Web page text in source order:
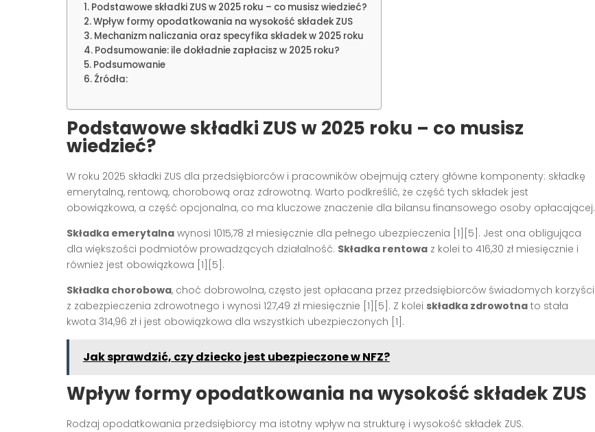
Podstawowe składki ZUS w 2025 roku – co musisz wiedzieć?
Wpływ formy opodatkowania na wysokość składek ZUS
Mechanizm naliczania oraz specyfika składek w 2025 roku
Podsumowanie: ile dokładnie zapłacisz w 2025 roku?
Podsumowanie
Źródła:
Podstawowe składki ZUS w 2025 roku – co musisz
wiedzieć?
W roku 2025 składki ZUS dla przedsiębiorców i pracowników obejmują cztery główne komponenty: składkę
emerytalną, rentową, chorobową oraz zdrowotną. Warto podkreślić, że część tych składek jest
obowiązkowa, a część opcjonalna, co ma kluczowe znaczenie dla bilansu finansowego osoby opłacającej.
Składka emerytalna wynosi 1015,78 zł miesięcznie dla pełnego ubezpieczenia [1][5]. Jest ona obligująca
dla większości podmiotów prowadzących działalność. Składka rentowa z kolei to 416,30 zł miesięcznie i
również jest obowiązkowa [1][5].
Składka chorobowa, choć dobrowolna, często jest opłacana przez przedsiębiorców świadomych korzyści
z zabezpieczenia zdrowotnego i wynosi 127,49 zł miesięcznie [1][5]. Z kolei składka zdrowotna to stała
kwota 314,96 zł i jest obowiązkowa dla wszystkich ubezpieczonych [1].
Jak sprawdzić, czy dziecko jest ubezpieczone w NFZ?
Wpływ formy opodatkowania na wysokość składek ZUS
Rodzaj opodatkowania przedsiębiorcy ma istotny wpływ na strukturę i wysokość składek ZUS.